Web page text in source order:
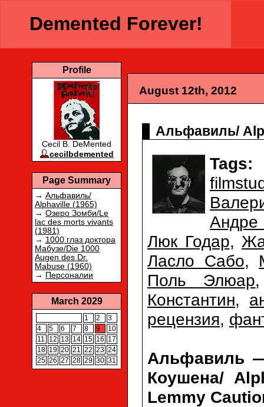
Demented Forever!
Profile
Cecil B. DeMented
cecilbdemented
Page Summary
→ Альфавиль/
Alphaville (1965)
→ Озеро Зомби/Le
lac des morts vivants
(1981)
→ 1000 глаз доктора
Мабузе/Die 1000
Augen des Dr.
Mabuse (1960)
→ Персоналии
March 2029
1 2
3
4
5 6 7 8 9
10
11
12 13 14 15 16
17
18 19 20 21 22 23 24
25 26 27 28 29 30 31
August 12th, 2012
Альфавиль/
Tags:
Люк Годар,
Ласло Сабо,
Поль Элюар
Константин,
рецензия,
Альфавиль
Коушена/
Lemmy